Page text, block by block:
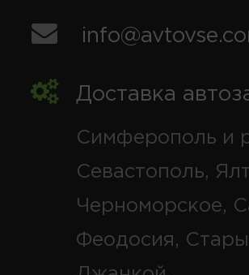
Доставка
Симферополь и
Севастополь,
Черноморское,
Феодосия,